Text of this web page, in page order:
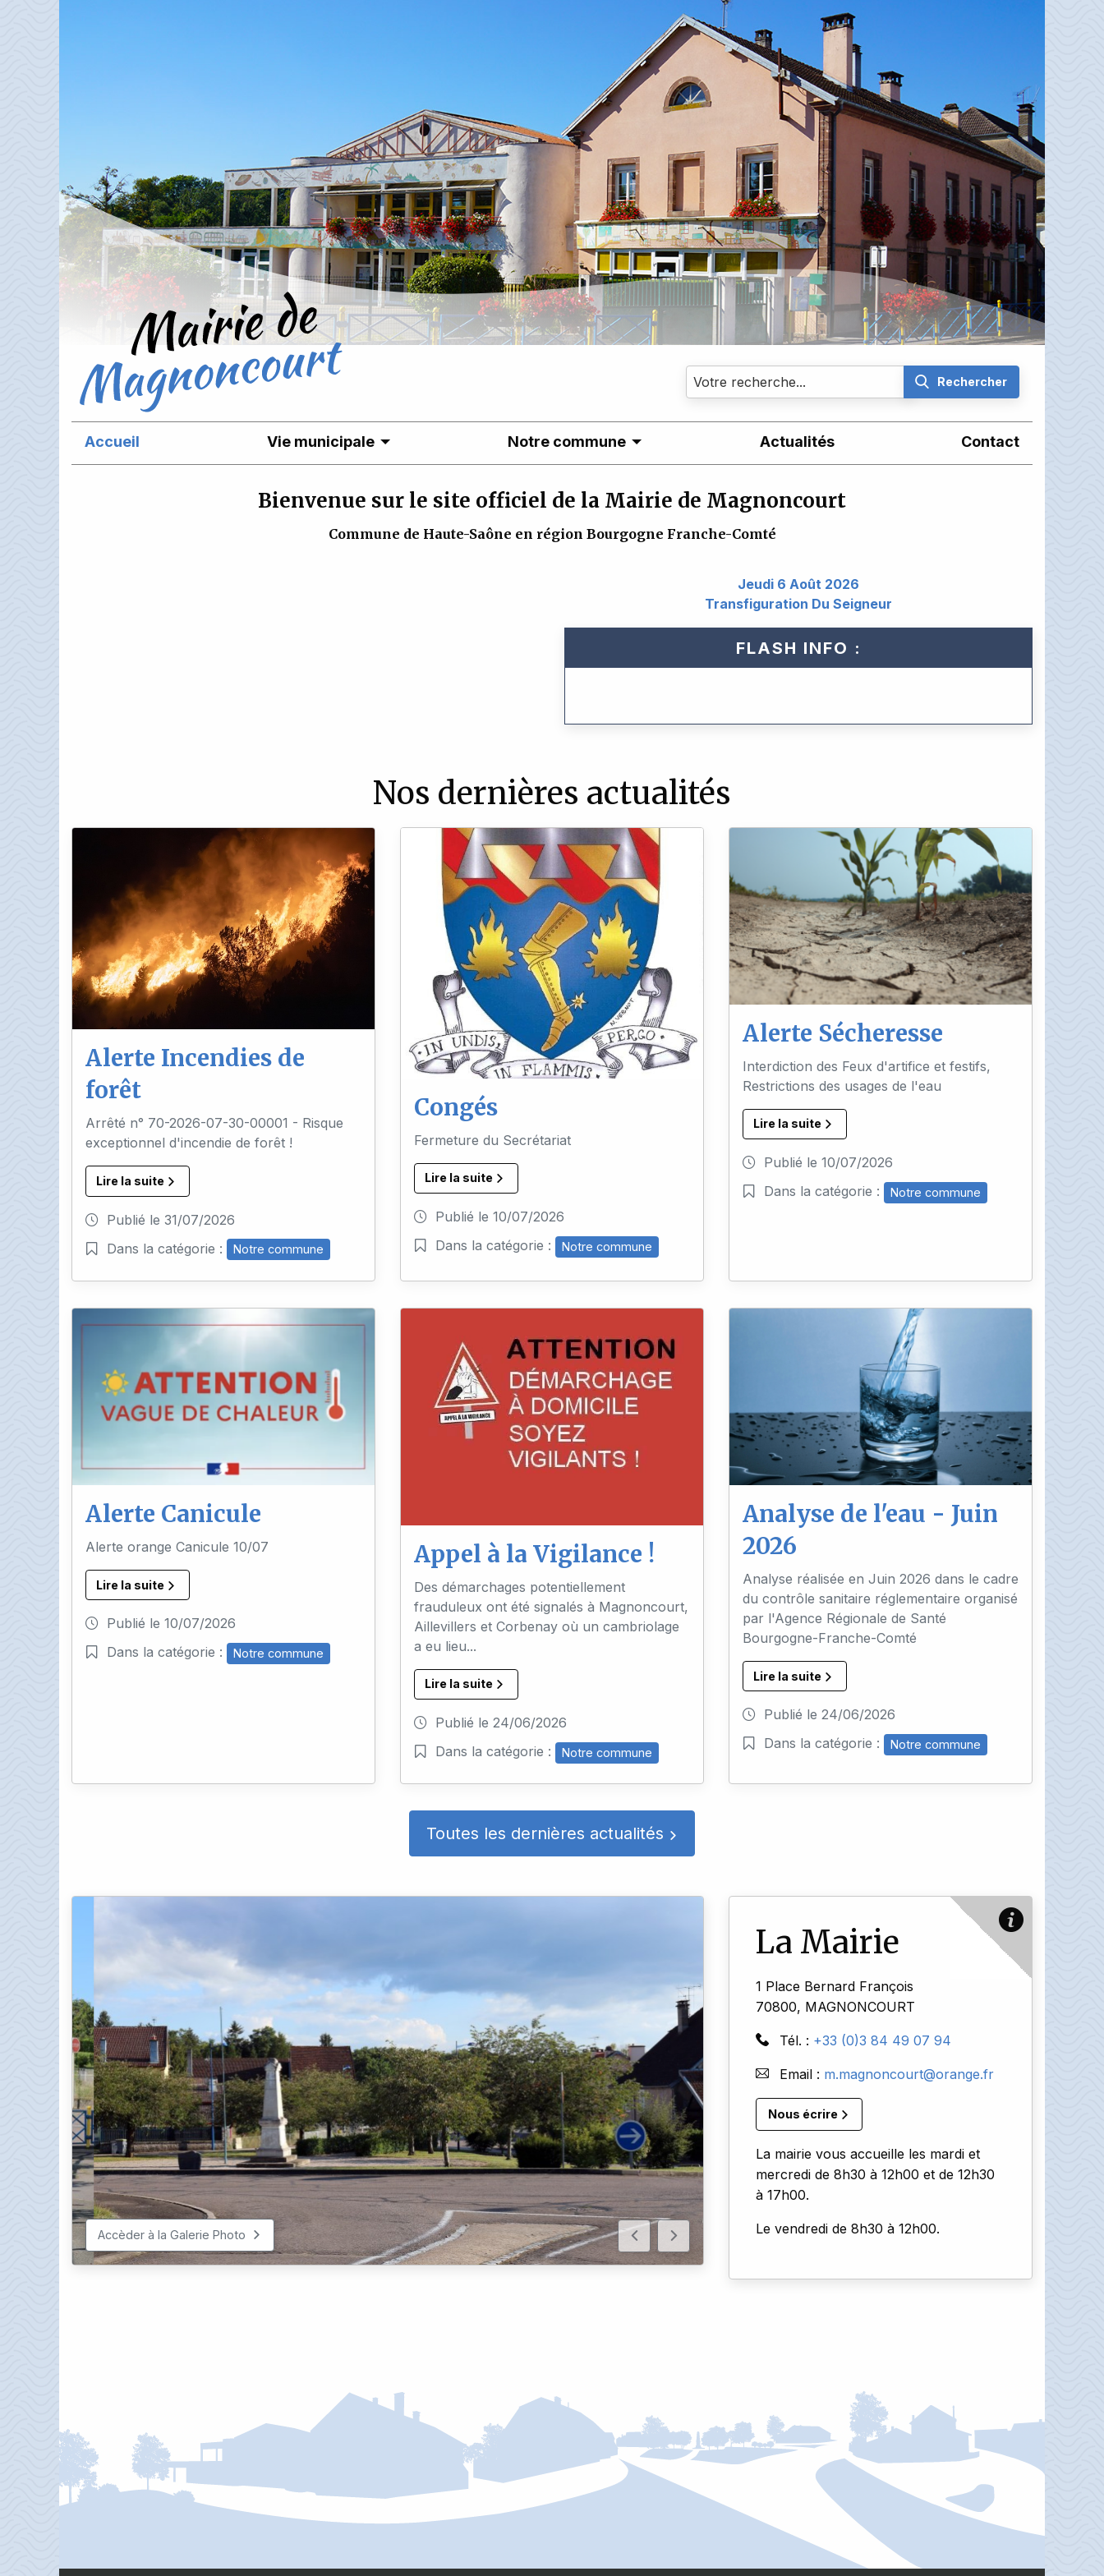
Rechercher
Accueil Vie municipale Notre commune Actualités Contact
Bienvenue sur le site officiel de la Mairie de Magnoncourt
Commune de Haute-Saône en région Bourgogne Franche-Comté
Jeudi 6 Août 2026
Transfiguration Du Seigneur
FLASH INFO :
Nos dernières actualités
Alerte Incendies de
forêt
Arrêté n° 70-2026-07-30-00001 - Risque
exceptionnel d'incendie de forêt !
Lire la suite
Publié le31/07/2026
Dans la catégorie :
Notre commune
Congés
Fermeture du Secrétariat
Lire la suite
Publié le 10/07/2026
Dans la catégorie :
Notre commune
Alerte Sécheresse
Interdiction des Feux d'artifice et festifs,
Restrictions des usages de l'eau
Lire la suite
Publié le 10/07/2026
Dans la catégorie :
Notre commune
Alerte Canicule
Alerte orange Canicule 10/07
Lire la suite
Publié le10/07/2026
Dans la catégorie :
Notre commune
Appel à la Vigilance !
Des démarchages potentiellement
frauduleux ont été signalés à Magnoncourt,
Aillevillers et Corbenay où un cambriolage
a eu lieu...
Lire la suite
Publié le 24/06/2026
Dans la catégorie :
Notre commune
Analyse de l'eau - Juin
2026
Analyse réalisée en Juin 2026 dans le cadre
du contrôle sanitaire réglementaire organisé
par l'Agence Régionale de Santé
Bourgogne-Franche-Comté
Lire la suite
Publié le 24/06/2026
Dans la catégorie :
Notre commune
Toutes les dernières actualités
Accèder à la Galerie Photo
La Mairie
1 Place Bernard François
70800, MAGNONCOURT
Tél. : +33 (0)3 84 49 07 94
Email : m.magnoncourt@orange.fr
Nous écrire
La mairie vous accueille les mardi et
mercredi de 8h30 à 12h00 et de 12h30
à 17h00.
Le vendredi de 8h30 à 12h00.